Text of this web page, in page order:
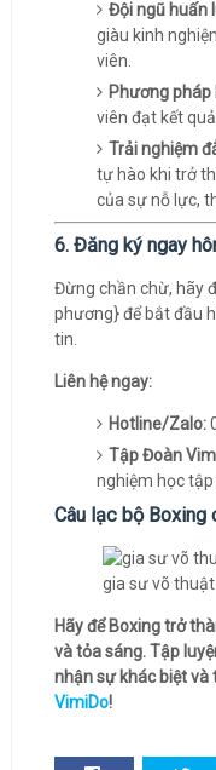
Đội ngũ huấn
giàu kinh
viên.
Phương pháp
viên đạt kết
Trải nghiệm
tự hào khi trở
của sự nỗ lực,
6. Đăng ký ngay
Đừng chần chừ, hãy
phương} để bắt đầu
tin.
Liên hệ ngay:
Hotline/Zalo:
Tập Đoàn
nghiệm học
Câu lạc bộ Boxing
gia sư võ thuật
Hãy để Boxing trở
và tỏa sáng. Tập
nhận sự khác biệt
VimiDo!